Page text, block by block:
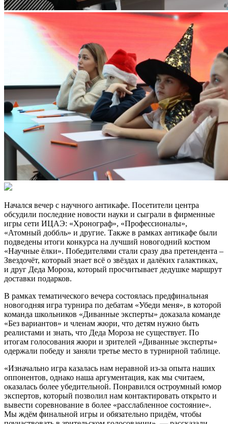
Начался вечер с научного антикафе. Посетители центра
обсудили последние новости науки и сыграли в фирменные
игры сети ИЦАЭ: «Хронограф», «Профессионалы»,
«Атомный доббль» и другие. Также в рамках антикафе были
подведены итоги конкурса на лучший новогодний костюм
«Научные ёлки». Победителями стали сразу два претендента –
Звездочёт, который знает всё о звёздах и далёких галактиках,
и друг Деда Мороза, который просчитывает дедушке маршрут
доставки подарков.
В рамках тематического вечера состоялась предфинальная
новогодняя игра турнира по дебатам «Убеди меня», в которой
команда школьников «Диванные эксперты» доказала команде
«Без вариантов» и членам жюри, что детям нужно быть
реалистами и знать, что Деда Мороза не существует. По
итогам голосования жюри и зрителей «Диванные эксперты»
одержали победу и заняли третье место в турнирной таблице.
«Изначально игра казалась нам неравной из-за опыта наших
оппонентов, однако наша аргументация, как мы считаем,
оказалась более убедительной. Понравился остроумный юмор
экспертов, который позволил нам контактировать открыто и
вывести соревнование в более «расслабленное состояние».
Мы ждём финальной игры и обязательно придём, чтобы